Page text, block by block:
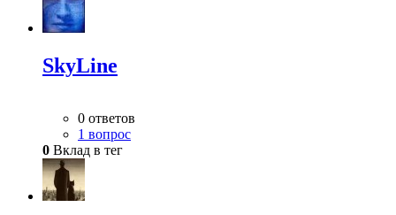
SkyLine
0 ответов
1 вопрос
0 Вклад в тег